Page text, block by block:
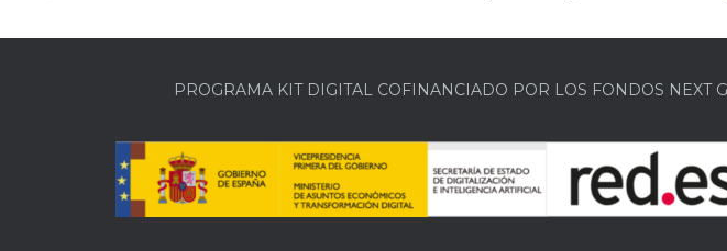
PROGRAMA KIT DIGITAL COFINANCIADO POR LOS FONDOS